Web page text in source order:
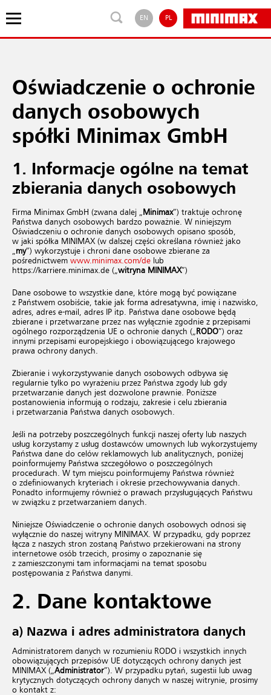
EN PL
Oświadczenie o ochronie
danych osobowych
spółki Minimax GmbH
1. Informacje ogólne na temat
zbierania danych osobowych
Firma Minimax GmbH (zwana dalej „ Minimax”) traktuje ochronę
Państwa danych osobowych bardzo poważnie. W niniejszym
Oświadczeniu o ochronie danych osobowych opisano sposób,
w jaki spółka MINIMAX (w dalszej części określana również jako
my”) wykorzystuje i chroni dane osobowe zbierane za
pośrednictwem www.​minimax.​com/​de lub
https://karriere.minimax.de („ witryna MINIMAX”)
Dane osobowe to wszystkie dane, które mogą być powiązane
z Państwem osobiście, takie jak forma adresatywna, imię i nazwisko,
adres, adres e-mail, adres IP itp. Państwa dane osobowe będą
zbierane i przetwarzane przez nas wyłącznie zgodnie z przepisami
ogólnego rozporządzenia UE o ochronie danych („ RODO”) oraz
innymi przepisami europejskiego i obowiązującego krajowego
prawa ochrony danych.
Zbieranie i wykorzystywanie danych osobowych odbywa się
regularnie tylko po wyrażeniu przez Państwa zgody lub gdy
przetwarzanie danych jest dozwolone prawnie. Poniższe
postanowienia informują o rodzaju, zakresie i celu zbierania
i przetwarzania Państwa danych osobowych.
Jeśli na potrzeby poszczególnych funkcji naszej oferty lub naszych
usług korzystamy z usług dostawców umownych lub wykorzystujemy
Państwa dane do celów reklamowych lub analitycznych, poniżej
poinformujemy Państwa szczegółowo o poszczególnych
procedurach. W tym miejscu poinformujemy Państwa również
o zdefiniowanych kryteriach i okresie przechowywania danych.
Ponadto informujemy również o prawach przysługujących Państwu
w związku z przetwarzaniem danych.
Niniejsze Oświadczenie o ochronie danych osobowych odnosi się
wyłącznie do naszej witryny MINIMAX. W przypadku, gdy poprzez
łącza z naszych stron zostaną Państwo przekierowani na strony
internetowe osób trzecich, prosimy o zapoznanie się
z zamieszczonymi tam informacjami na temat sposobu
postępowania z Państwa danymi.
2. Dane kontaktowe
a) Nazwa i adres administratora danych
Administratorem danych w rozumieniu RODO i wszystkich innych
obowiązujących przepisów UE dotyczących ochrony danych jest
MINIMAX („ Administrator”). W przypadku pytań, sugestii lub uwag
krytycznych dotyczących ochrony danych w naszej witrynie, prosimy
o kontakt z: